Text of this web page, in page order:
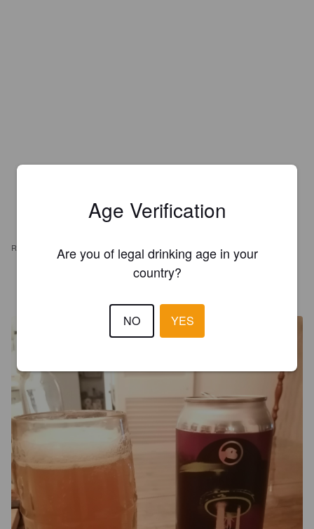
REVIEWS
Age Verification
Are you of legal drinking age in your
country?
NO YES